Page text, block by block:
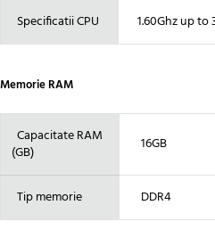
Specificatii CPU 1.60Ghz up to
Memorie RAM
Capacitate RAM
(GB)
16GB
Tip memorie DDR4